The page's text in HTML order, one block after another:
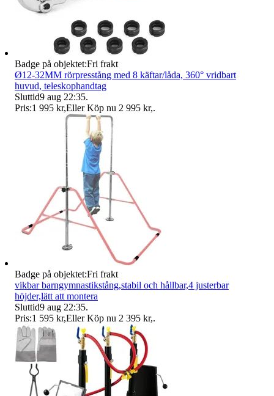
Badge på objektet:Fri frakt
Ø12-32MM rörpresstång med 8 käftar/låda, 360° vridbart
huvud, teleskophandtag
Sluttid9 aug 22:35.
Pris:1 995 kr,Eller Köp nu 2 995 kr,.
Badge på objektet:Fri frakt
vikbar barngymnastikstång,stabil och hållbar,4 justerbar
höjder,lätt att montera
Sluttid9 aug 22:35.
Pris:1 595 kr,Eller Köp nu 2 395 kr,.